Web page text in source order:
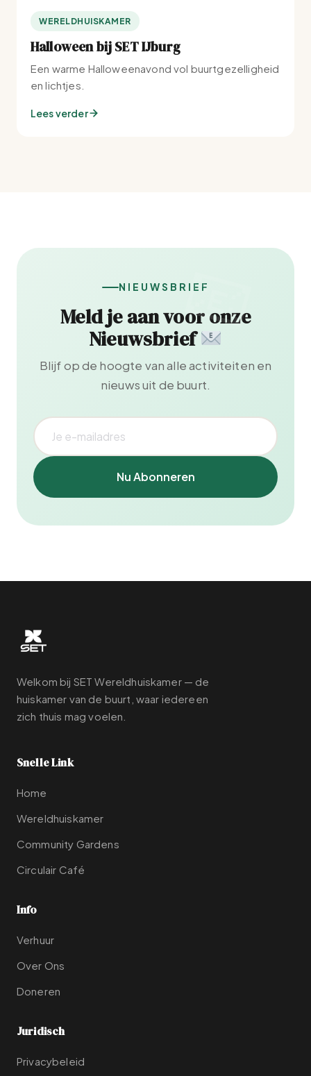
WERELDHUISKAMER
Halloween bij SET IJburg
Een warme Halloweenavond vol buurtgezelligheid
en lichtjes.
Lees verder
NIEUWSBRIEF
Meld je aan voor onze
Nieuwsbrief
Blijf op de hoogte van alle activiteiten en
nieuws uit de buurt.
Nu Abonneren
Welkom bij SET Wereldhuiskamer — de
huiskamer van de buurt, waar iedereen
zich thuis mag voelen.
Snelle Link
Home
Wereldhuiskamer
Community Gardens
Circulair Café
Info
Verhuur
Over Ons
Doneren
Juridisch
Privacybeleid